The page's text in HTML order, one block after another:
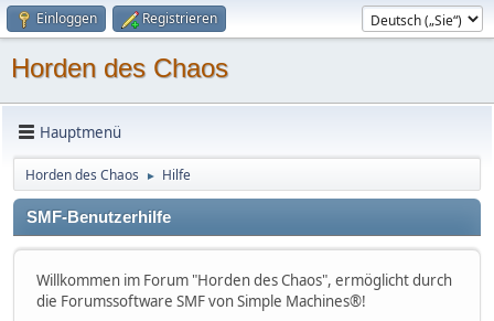
Einloggen Registrieren
Horden des Chaos
Hauptmenü
Horden des Chaos ► Hilfe
SMF-Benutzerhilfe
Willkommen im Forum "Horden des Chaos", ermöglicht durch
die Forumssoftware SMF von Simple Machines®!